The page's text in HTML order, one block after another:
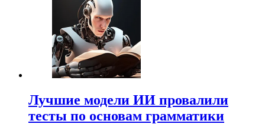
Лучшие модели ИИ провалили
тесты по основам грамматики